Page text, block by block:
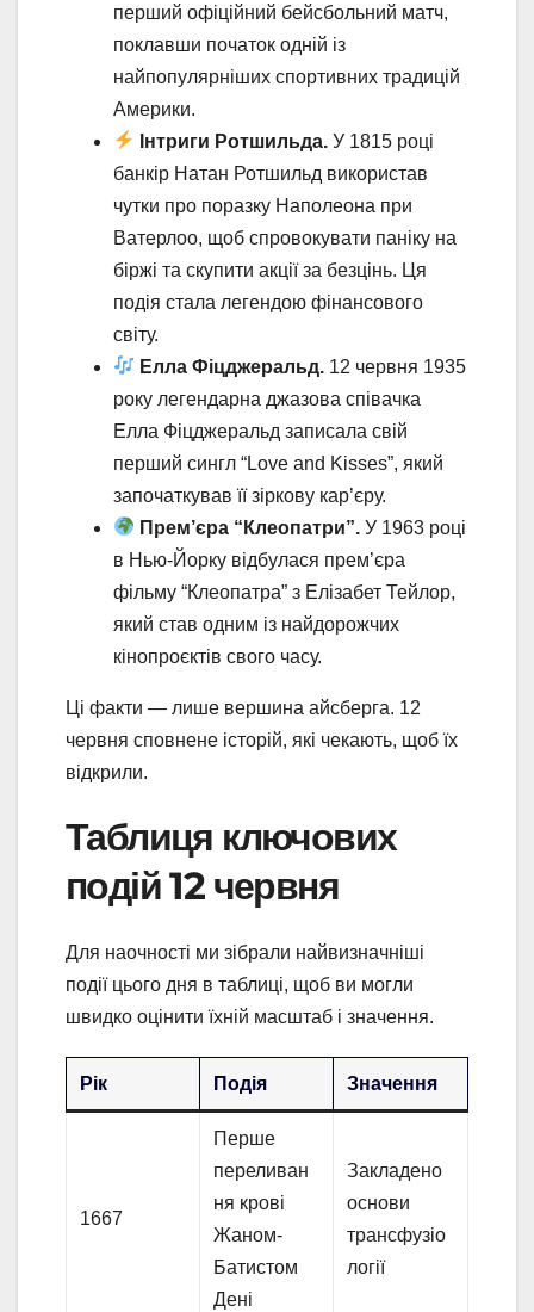
перший офіційний бейсбольний матч,
поклавши початок одній із
найпопулярніших спортивних традицій
Америки.
Інтриги Ротшильда. У 1815 році
банкір Натан Ротшильд використав
чутки про поразку Наполеона при
Ватерлоо, щоб спровокувати паніку на
біржі та скупити акції за безцінь. Ця
подія стала легендою фінансового
світу.
Елла Фіцджеральд. 12 червня 1935
року легендарна джазова співачка
Елла Фіцджеральд записала свій
перший сингл “Love and Kisses”, який
започаткував її зіркову кар’єру.
Прем’єра “Клеопатри”. У 1963 році
в Нью-Йорку відбулася прем’єра
фільму “Клеопатра” з Елізабет Тейлор,
який став одним із найдорожчих
кінопроєктів свого часу.
Ці факти — лише вершина айсберга. 12
червня сповнене історій, які чекають, щоб їх
відкрили.
Таблиця ключових
подій 12 червня
Для наочності ми зібрали найвизначніші
події цього дня в таблиці, щоб ви могли
швидко оцінити їхній масштаб і значення.
Рік Подія Значення
1667
Перше
переливан
ня крові
Жаном-
Батистом
Дені
Закладено
основи
трансфузіо
логії